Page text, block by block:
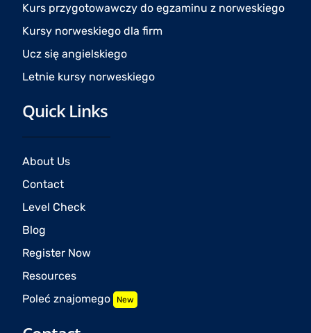
Kurs przygotowawczy do egzaminu z norweskiego
Kursy norweskiego dla firm
Ucz się angielskiego
Letnie kursy norweskiego
Quick Links
About Us
Contact
Level Check
Blog
Register Now
Resources
Poleć znajomego New